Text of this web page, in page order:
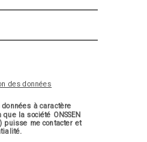
des données
à caractère
la société ONSSEN
puisse me contacter et